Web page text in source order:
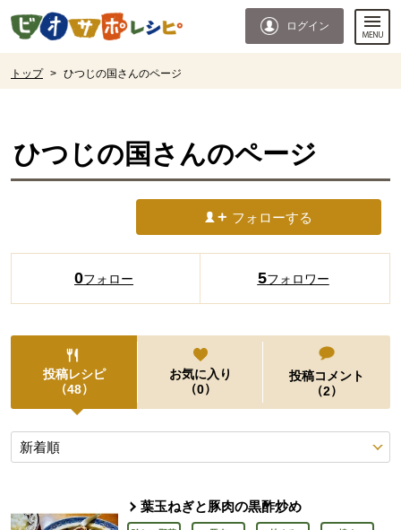
ページの先頭です。
ログイン
トップ > ひつじの国さんのページ
ひつじの国 さんのページ
フォローする
0フォロー 5フォロワー
投稿レシピ
（48）
お気に入り
（0）
投稿コメント
（2）
投稿レシピ
葉玉ねぎと豚肉の黒酢炒め